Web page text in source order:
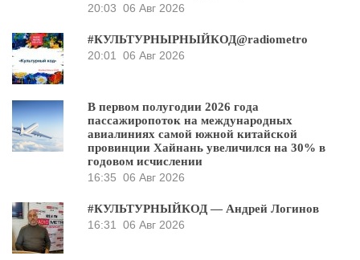
20:03 06 Авг 2026
#КУЛЬТУРНЫРНЫЙКОД@radiometro
20:01 06 Авг 2026
В первом полугодии 2026 года
пассажиропоток на международных
авиалиниях самой южной китайской
провинции Хайнань увеличился на 30% в
годовом исчислении
16:35 06 Авг 2026
#КУЛЬТУРНЫЙКОД — Андрей Логинов
16:31 06 Авг 2026